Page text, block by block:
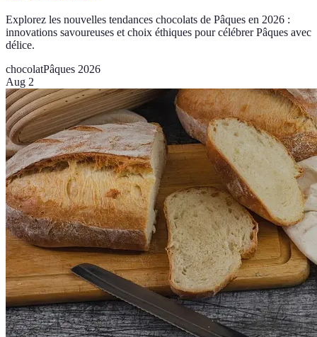
Explorez les nouvelles tendances chocolats de Pâques en 2026 :
innovations savoureuses et choix éthiques pour célébrer Pâques avec
délice.
chocolatPâques 2026
Aug 2